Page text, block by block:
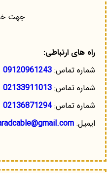
جهت
راه های ارتباطی:
شماره تماس: 09120961243
شماره تماس: 02133911013
شماره تماس:02136871294
ایمیل: